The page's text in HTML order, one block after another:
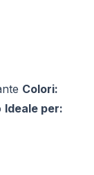
Colori:
Ideale per: